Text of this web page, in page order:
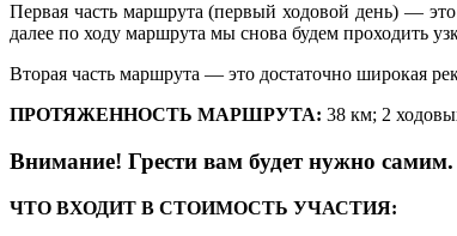
Первая часть маршрута (первый ходовой день) —
далее по ходу маршрута мы снова будем проходить
Вторая часть маршрута — это достаточно широкая
ПРОТЯЖЕННОСТЬ МАРШРУТА: 38 км; 2
Внимание! Грести вам будет нужно самим.
ЧТО ВХОДИТ В СТОИМОСТЬ УЧАСТИЯ: